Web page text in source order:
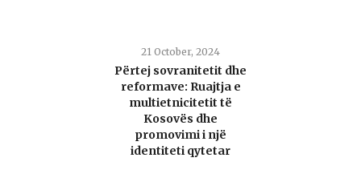
21 October, 2024
Përtej sovranitetit dhe
reformave: Ruajtja e
multietnicitetit të
Kosovës dhe
promovimi i një
identiteti qytetar